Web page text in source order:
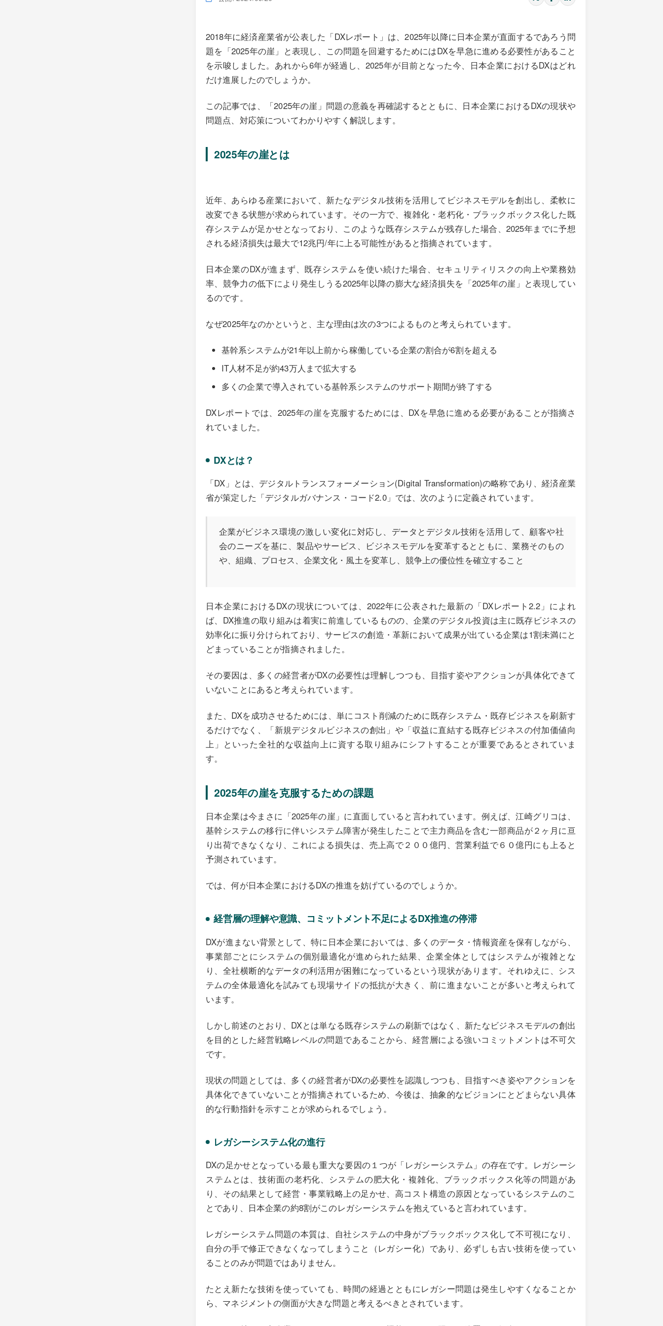
2018年に経済産業省が公表した「DXレポート」は、2025年以降に日本企業が直面するであろう問
題を「2025年の崖」と表現し、この問題を回避するためにはDXを早急に進める必要性があること
を示唆しました。あれから6年が経過し、2025年が目前となった今、日本企業におけるDXはどれ
だけ進展したのでしょうか。
この記事では、「2025年の崖」問題の意義を再確認するとともに、日本企業におけるDXの現状や
問題点、対応策についてわかりやすく解説します。
2025年の崖とは
近年、あらゆる産業において、新たなデジタル技術を活用してビジネスモデルを創出し、柔軟に
改変できる状態が求められています。その一方で、複雑化・老朽化・ブラックボックス化した既
存システムが足かせとなっており、このような既存システムが残存した場合、2025年までに予想
される経済損失は最大で12兆円/年に上る可能性があると指摘されています。
日本企業のDXが進まず、既存システムを使い続けた場合、セキュリティリスクの向上や業務効
率、競争力の低下により発生しうる2025年以降の膨大な経済損失を「2025年の崖」と表現してい
るのです。
なぜ2025年なのかというと、主な理由は次の3つによるものと考えられています。
基幹系システムが21年以上前から稼働している企業の割合が6割を超える
IT人材不足が約43万人まで拡大する
多くの企業で導入されている基幹系システムのサポート期間が終了する
DXレポートでは、2025年の崖を克服するためには、DXを早急に進める必要があることが指摘さ
れていました。
DXとは？
「DX」とは、デジタルトランスフォーメーション(Digital Transformation)の略称であり、経済産業
省が策定した「デジタルガバナンス・コード2.0」では、次のように定義されています。
企業がビジネス環境の激しい変化に対応し、データとデジタル技術を活用して、顧客や社
会のニーズを基に、製品やサービス、ビジネスモデルを変革するとともに、業務そのもの
や、組織、プロセス、企業文化・風土を変革し、競争上の優位性を確立すること
日本企業におけるDXの現状については、2022年に公表された最新の「DXレポート2.2」によれ
ば、DX推進の取り組みは着実に前進しているものの、企業のデジタル投資は主に既存ビジネスの
効率化に振り分けられており、サービスの創造・革新において成果が出ている企業は1割未満にと
どまっていることが指摘されました。
その要因は、多くの経営者がDXの必要性は理解しつつも、目指す姿やアクションが具体化できて
いないことにあると考えられています。
また、DXを成功させるためには、単にコスト削減のために既存システム・既存ビジネスを刷新す
るだけでなく、「新規デジタルビジネスの創出」や「収益に直結する既存ビジネスの付加価値向
上」といった全社的な収益向上に資する取り組みにシフトすることが重要であるとされていま
す。
2025年の崖を克服するための課題
日本企業は今まさに「2025年の崖」に直面していると言われています。例えば、江崎グリコは、
基幹システムの移行に伴いシステム障害が発生したことで主力商品を含む一部商品が２ヶ月に亘
り出荷できなくなり、これによる損失は、売上高で２００億円、営業利益で６０億円にも上ると
予測されています。
では、何が日本企業におけるDXの推進を妨げているのでしょうか。
経営層の理解や意識、コミットメント不足によるDX推進の停滞
DXが進まない背景として、特に日本企業においては、多くのデータ・情報資産を保有しながら、
事業部ごとにシステムの個別最適化が進められた結果、企業全体としてはシステムが複雑とな
り、全社横断的なデータの利活用が困難になっているという現状があります。それゆえに、シス
テムの全体最適化を試みても現場サイドの抵抗が大きく、前に進まないことが多いと考えられて
います。
しかし前述のとおり、DXとは単なる既存システムの刷新ではなく、新たなビジネスモデルの創出
を目的とした経営戦略レベルの問題であることから、経営層による強いコミットメントは不可欠
です。
現状の問題としては、多くの経営者がDXの必要性を認識しつつも、目指すべき姿やアクションを
具体化できていないことが指摘されているため、今後は、抽象的なビジョンにとどまらない具体
的な行動指針を示すことが求められるでしょう。
レガシーシステム化の進行
DXの足かせとなっている最も重大な要因の１つが「レガシーシステム」の存在です。レガシーシ
ステムとは、技術面の老朽化、システムの肥大化・複雑化、ブラックボックス化等の問題があ
り、その結果として経営・事業戦略上の足かせ、高コスト構造の原因となっているシステムのこ
とであり、日本企業の約8割がこのレガシーシステムを抱えていると言われています。
レガシーシステム問題の本質は、自社システムの中身がブラックボックス化して不可視になり、
自分の手で修正できなくなってしまうこと（レガシー化）であり、必ずしも古い技術を使ってい
ることのみが問題ではありません。
たとえ新たな技術を使っていても、時間の経過とともにレガシー問題は発生しやすくなることか
ら、マネジメントの側面が大きな問題と考えるべきとされています。